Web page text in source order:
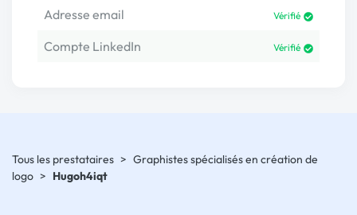
Adresse email Vérifié
Compte LinkedIn Vérifié
Tous les prestataires > Graphistes spécialisés en création de
logo > Hugoh4iqt